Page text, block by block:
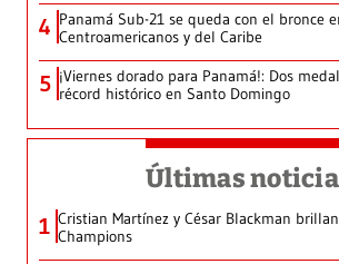
4 Panamá Sub-21 se queda con el bronce
Centroamericanos y del Caribe
5 ¡Viernes dorado para Panamá!: Dos
récord histórico en Santo Domingo
Últimas
1 Cristian Martínez y César Blackman
Champions